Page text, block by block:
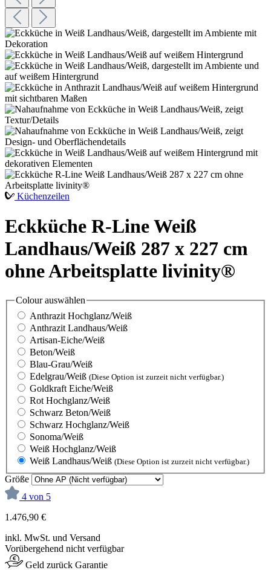
Küchenzeilen
Eckküche R-Line Weiß
Landhaus/Weiß 287 x 227 cm
ohne Arbeitsplatte livinity®
Colourauswählen
Anthrazit Hochglanz/Weiß
Anthrazit Landhaus/Weiß
Artisan-Eiche/Weiß
Beton/Weiß
Blau-Grau/Weiß
Edelgrau/Weiß (Diese Option ist zurzeit nicht verfügbar.)
Goldkraft Eiche/Weiß
Rot Hochglanz/Weiß
Schwarz Beton/Weiß
Schwarz Hochglanz/Weiß
Sonoma/Weiß
Weiß Hochglanz/Weiß
Weiß Landhaus/Weiß (Diese Option ist zurzeit nicht verfügbar.)
Größe
4 von 5
1.476,90 €
inkl. MwSt. und Versand
Vorübergehend nicht verfügbar
Geld zurück Garantie